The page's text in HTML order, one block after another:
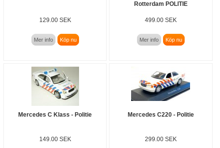
129.00 SEK
Mer info Köp nu
Rotterdam POLITIE
499.00 SEK
Mer info Köp nu
Mercedes C Klass - Politie
149.00 SEK
Mercedes C220 - Politie
299.00 SEK